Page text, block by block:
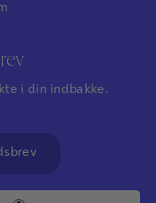
i din indbakke.